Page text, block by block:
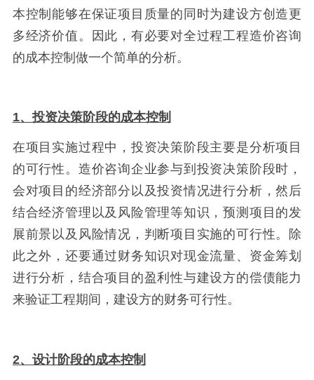
本控制能够在保证项目质量的同时为建设方创造更
多经济价值。因此，有必要对全过程工程造价咨询
的成本控制做一个简单的分析。
1、投资决策阶段的成本控制
在项目实施过程中，投资决策阶段主要是分析项目
的可行性。造价咨询企业参与到投资决策阶段时，
会对项目的经济部分以及投资情况进行分析，然后
结合经济管理以及风险管理等知识，预测项目的发
展前景以及风险情况，判断项目实施的可行性。除
此之外，还要通过财务知识对现金流量、资金筹划
进行分析，结合项目的盈利性与建设方的偿债能力
来验证工程期间，建设方的财务可行性。
2、设计阶段的成本控制